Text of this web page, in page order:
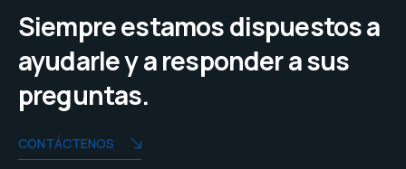
Siempre estamos dispuestos a
ayudarle y a responder a sus
preguntas.
CONTÁCTENOS